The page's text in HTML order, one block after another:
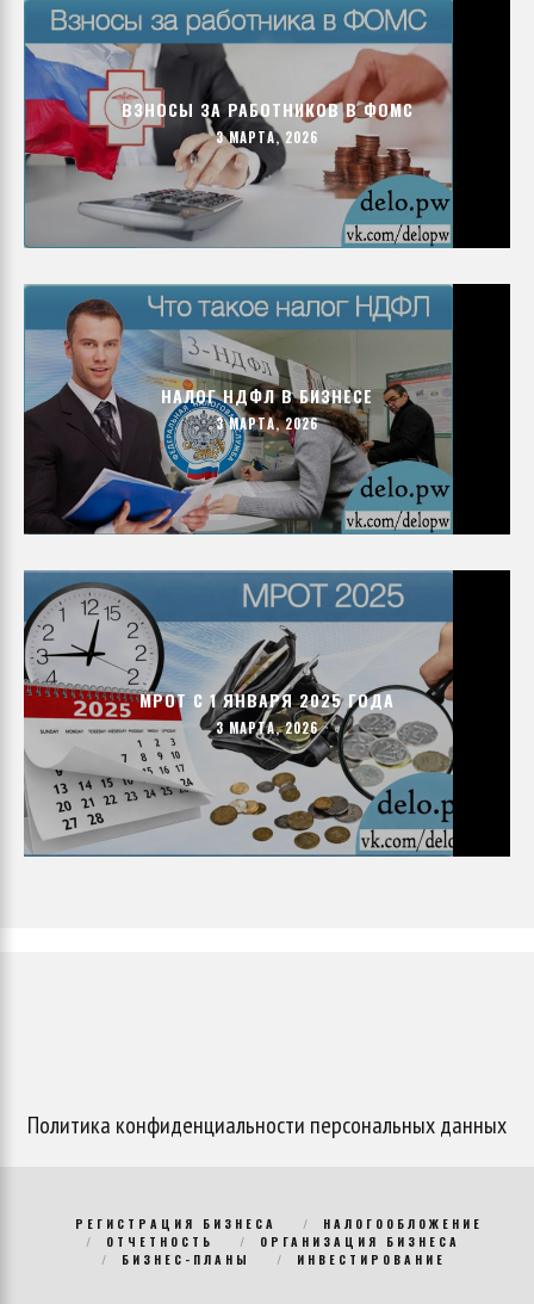
ВЗНОСЫ ЗА РАБОТНИКОВ В ФОМС
3 МАРТА, 2026
НАЛОГ НДФЛ В БИЗНЕСЕ
3 МАРТА, 2026
МРОТ С 1 ЯНВАРЯ 2025 ГОДА
3 МАРТА, 2026
Политика конфиденциальности персональных данных
РЕГИСТРАЦИЯ БИЗНЕСА
НАЛОГООБЛОЖЕНИЕ
ОТЧЕТНОСТЬ
ОРГАНИЗАЦИЯ БИЗНЕСА
БИЗНЕС-ПЛАНЫ
ИНВЕСТИРОВАНИЕ